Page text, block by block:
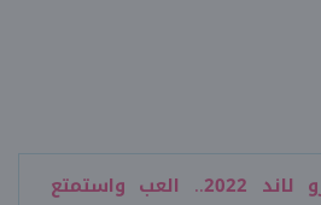
أسعار تذاكر جيرو لاند 2022.. العب واستمتع